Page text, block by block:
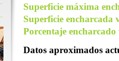
Superficie máxima
Superficie encharcada
Porcentaje encharcado
Datos aproximados